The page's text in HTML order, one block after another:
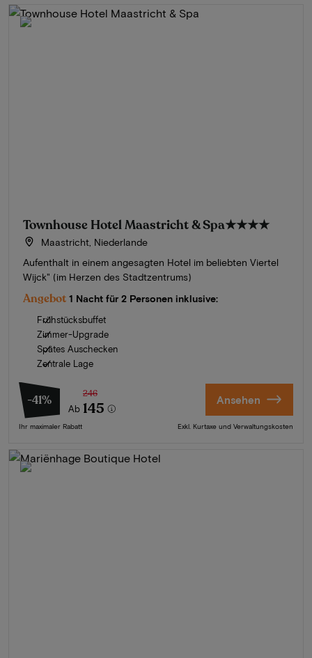
Townhouse Hotel Maastricht & Spa★★★★
Maastricht, Niederlande
Aufenthalt in einem angesagten Hotel im beliebten Viertel
Wijck" (im Herzen des Stadtzentrums)
Angebot 1 Nacht für 2 Personen inklusive:
Frühstücksbuffet
Zimmer-Upgrade
Spätes Auschecken
Zentrale Lage
-41%
Ab
246
145
Ihr maximaler Rabatt
Ansehen
Exkl. Kurtaxe und Verwaltungskosten